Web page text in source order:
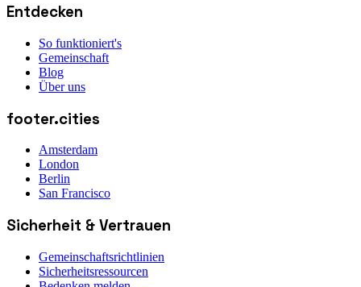
Entdecken
So funktioniert's
Gemeinschaft
Blog
Über uns
footer.cities
Amsterdam
London
Berlin
San Francisco
Sicherheit & Vertrauen
Gemeinschaftsrichtlinien
Sicherheitsressourcen